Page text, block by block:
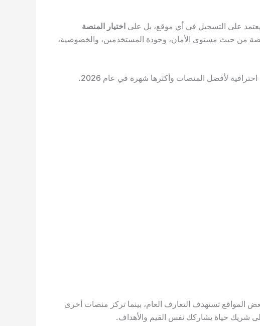
يعتمد على التسجيل في أي موقع، بل على اختيار المنصة
من حيث مستوى الأمان، وجودة المستخدمين، والخصوصية،
لأفضل المنصات وأكثرها شهرة في عام 2026.
المواقع تستهدف التعارف العام، بينما تركز منصات أخرى
شريك حياة يشاركك نفس القيم والأهداف.